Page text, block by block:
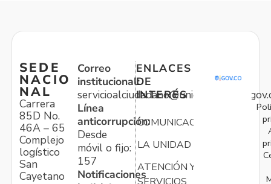
SEDE
NACIO
NAL
Carrera
85D No.
46A – 65
Complejo
logístico
San
Cayetano
Correo
institucional:
Línea
anticorrupción:
Desde
móvil o fijo:
157
Notificaciones
ENLACES
DE
INTERÉS
COMUNICACIONES
LA UNIDAD
ATENCIÓN Y